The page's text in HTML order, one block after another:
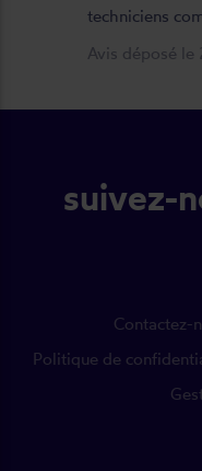
techniciens
Avis déposé
suivez-
Contactez-
Politique de